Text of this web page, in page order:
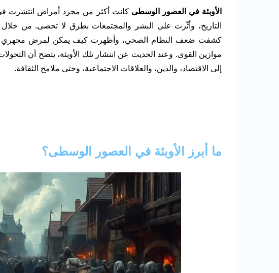
الأوبئة في العصور الوسطى كانت أكثر من مجرد أمراض انتشرت
التاريخ، وأثّرت على البشر والمجتمعات بطرق لا تحصى. من خلال
كشفت ضعف النظام الصحي، وأظهرت كيف يمكن لمرض مجهري
موازين القوى. وعند الحديث عن انتشار تلك الأوبئة، يتضح أن
إلى الاقتصاد، والدين، والعلاقات الاجتماعية، وحتى ملامح الثقافة.
ما أبرز الأوبئة في العصور الوسطى؟